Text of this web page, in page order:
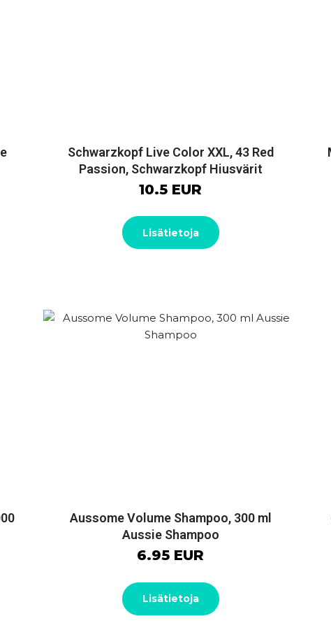
Schwarzkopf Live Color XXL, 43 Red
Passion, Schwarzkopf Hiusvärit
10.5 EUR
Lisätietoja
Aussome Volume Shampoo, 300 ml
Aussie Shampoo
6.95 EUR
Lisätietoja